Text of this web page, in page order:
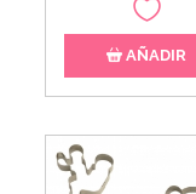
AÑADIR